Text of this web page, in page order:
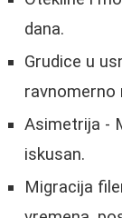
dana.
Grudice u
ravnomerno
Asimetrija -
iskusan.
Migracija